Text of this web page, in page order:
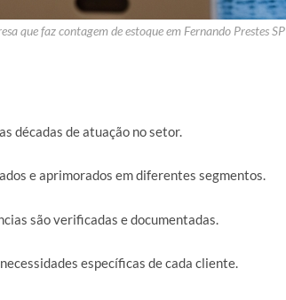
que faz contagem de estoque em Fernando Prestes SP
décadas de atuação no setor.
e aprimorados em diferentes segmentos.
são verificadas e documentadas.
específicas de cada cliente.